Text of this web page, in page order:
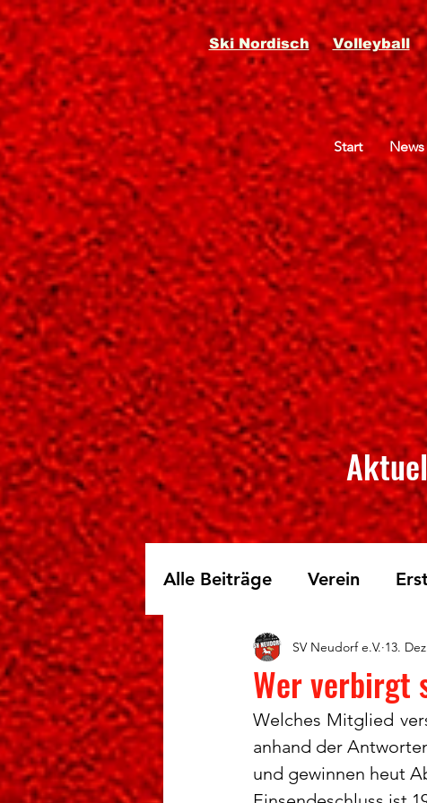
Ski Nordisch Volleyball
Start News
Alle Beiträge Verein
Skilanglauf
Wer verbirgt
SV Neudorf e.V. 13.
Welches Mitglied
anhand der
und gewinnen heut